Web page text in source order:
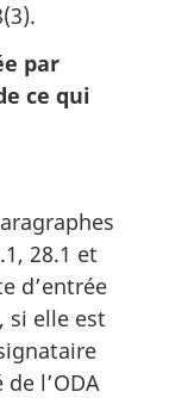
par
ce qui
28.1 et
d’entrée
si elle est
l’ODA